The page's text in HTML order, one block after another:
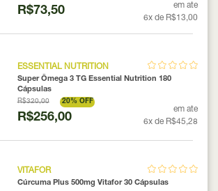
R$73,50
em ate
6x de R$13,00
ESSENTIAL NUTRITION
Super Ômega 3 TG Essential Nutrition 180
Cápsulas
R$320,00 20% OFF
R$256,00
em ate
6x de R$45,28
VITAFOR
Cúrcuma Plus 500mg Vitafor 30 Cápsulas